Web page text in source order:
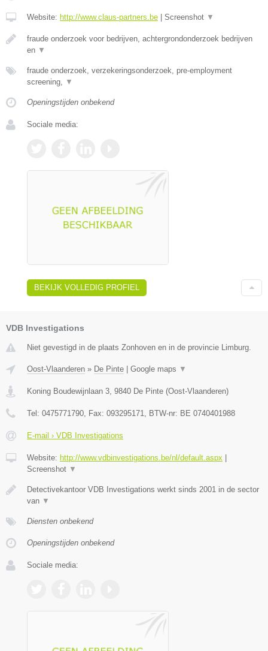
Website: http://www.claus-partners.be | Screenshot ▼
fraude onderzoek voor bedrijven, achtergrondonderzoek bedrijven
en ▼
fraude onderzoek, verzekeringsonderzoek, pre-employment
screening,
▼
Openingstijden onbekend
Sociale media:
BEKIJK VOLLEDIG PROFIEL
VDB Investigations
Niet gevestigd in de plaats Zonhoven en in de provincie Limburg.
Oost-Vlaanderen » De Pinte Google maps ▼
Koning Boudewijnlaan 3, 9840 De Pinte (Oost-Vlaanderen)
Tel: 0475771790, Fax: 093295171, BTW-nr: BE 0740401988
E-mail › VDB Investigations
Website: http://www.vdbinvestigations.be/nl/default.aspx
Screenshot ▼
Detectivekantoor VDB Investigations werkt sinds 2001 in de sector
van ▼
Diensten onbekend
Openingstijden onbekend
Sociale media: